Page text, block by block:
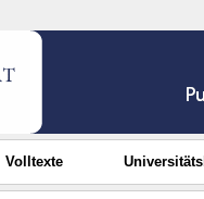
Volltexte